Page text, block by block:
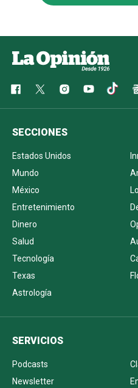
SECCIONES
Estados Unidos
Mundo
México
Entretenimiento
Dinero
Salud
Tecnología
Texas
Astrología
SERVICIOS
Podcasts
Newsletter